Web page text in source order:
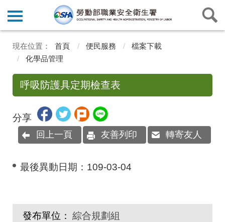
首頁 便民服務
檔案下載
化學品管理
呼吸防護具定期檢查表
分享
回上一頁 友善列印 轉寄友人
最後異動日期： 109-03-04
發布單位： 綜合規劃組